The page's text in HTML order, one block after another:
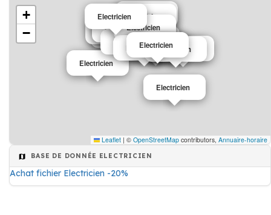
Electricien
Electricien
Electricien
Electricien
Electricien
Electricien
Electricien
Electricien
Electricien
Electricien
Electricien
Electricien
Electricien
Electricien
Electricien
Electricien
Electricien
Electricien
Electricien
+
−
Leaflet | © OpenStreetMap contributors, Annuaire-horaire
BASE DE DONNÉE ELECTRICIEN
Achat fichier Electricien -20%